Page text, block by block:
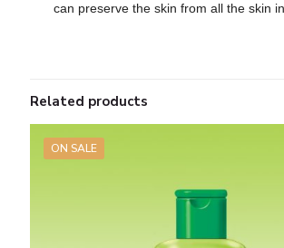
can preserve the skin from all the skin
Related products
ON SALE